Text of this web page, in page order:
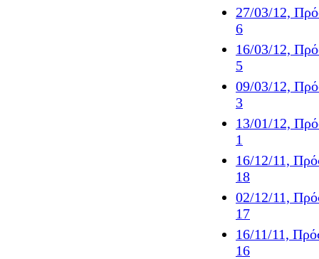
27/03/12,
6
16/03/12,
5
09/03/12,
3
13/01/12,
1
16/12/11,
18
02/12/11,
17
16/11/11,
16